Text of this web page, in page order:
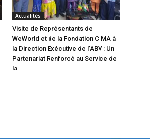
Actualités
Visite de Représentants de
WeWorld et de la Fondation CIMA à
la Direction Exécutive de l’ABV : Un
Partenariat Renforcé au Service de
la...